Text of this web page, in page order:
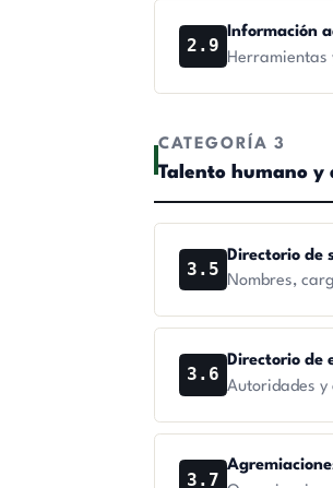
2.9
Información
Herramientas
CATEGORÍA 3
Talento humano y
3.5
Directorio de
Nombres,
3.6
Directorio de
Autoridades y
3.7